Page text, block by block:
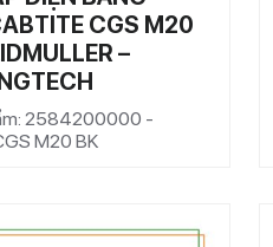
CGS M20
–
2584200000 -
M20 BK